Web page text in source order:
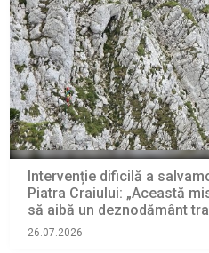
Intervenție dificilă a
Piatra Craiului: „Această
să aibă un deznodământ
26.07.2026